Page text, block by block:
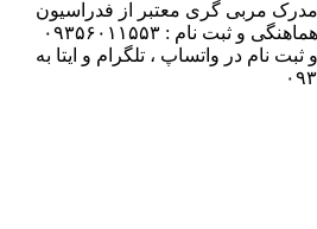
مدرک مربی گری معتبر از فدراسیون
کاراته. شماره تماس جهت هماهنگی و ثبت نام : ۰۹۳۵۶۰۱۱۵۵۳
نام در واتساپ ، تلگرام و ایتا به